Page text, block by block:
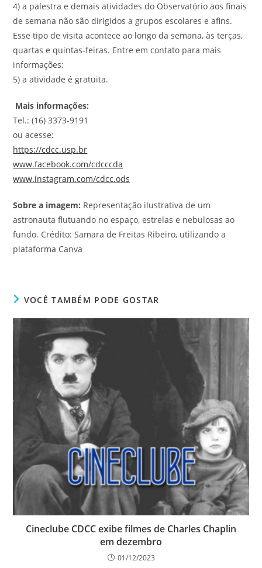
4) a palestra e demais atividades do Observatório aos finais
de semana não são dirigidos a grupos escolares e afins.
Esse tipo de visita acontece ao longo da semana, às terças,
quartas e quintas-feiras. Entre em contato para mais
informações;
5) a atividade é gratuita.
Mais informações:
Tel.: (16) 3373-9191
ou acesse:
https://cdcc.usp.br
www.facebook.com/cdcccda
www.instagram.com/cdcc.ods
Sobre a imagem: Representação ilustrativa de um
astronauta flutuando no espaço, estrelas e nebulosas ao
fundo. Crédito: Samara de Freitas Ribeiro, utilizando a
plataforma Canva
VOCÊ TAMBÉM PODE GOSTAR
Cineclube CDCC exibe filmes de Charles Chaplin
em dezembro
01/12/2023